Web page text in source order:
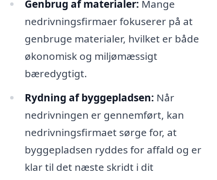
Genbrug af materialer: Mange
nedrivningsfirmaer fokuserer på at
genbruge materialer, hvilket er både
økonomisk og miljømæssigt
bæredygtigt.
Rydning af byggepladsen: Når
nedrivningen er gennemført, kan
nedrivningsfirmaet sørge for, at
byggepladsen ryddes for affald og er
klar til det næste skridt i dit